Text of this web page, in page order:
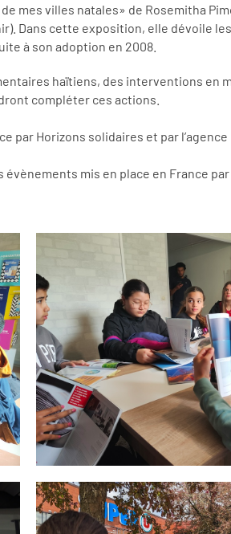
mes villes natales» de Rosemitha
Dans cette exposition, elle dévoile
à son adoption en 2008.
haïtiens, des interventions en
compléter ces actions.
par Horizons solidaires et par
mis en place en France